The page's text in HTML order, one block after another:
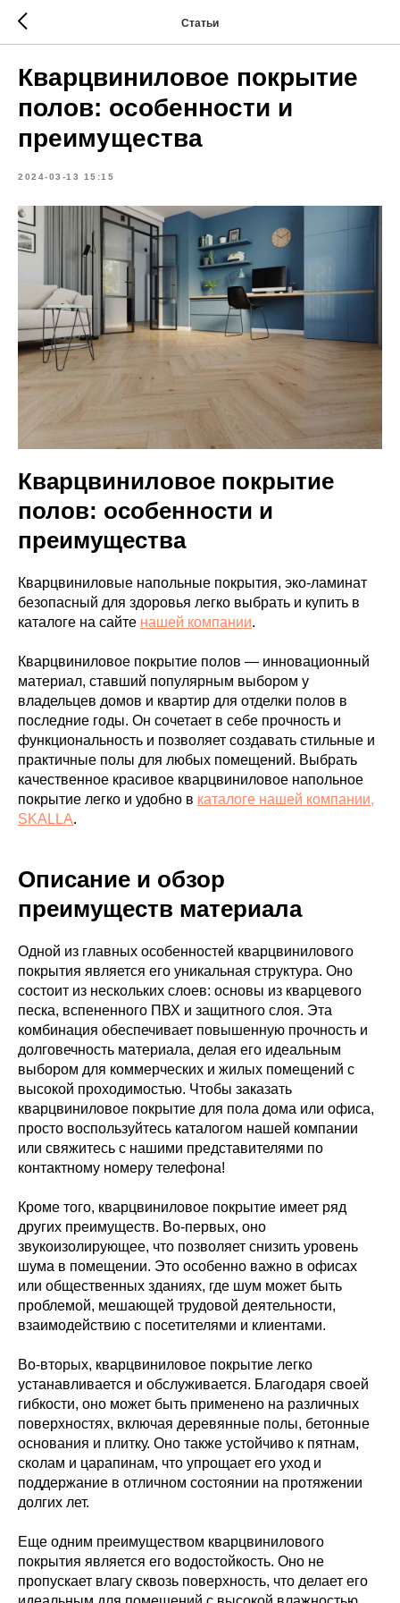
Статьи
Кварцвиниловое покрытие
полов: особенности и
преимущества
2024-03-13 15:15
Кварцвиниловое покрытие
полов: особенности и
преимущества
Кварцвиниловые напольные покрытия, эко-ламинат
безопасный для здоровья легко выбрать и купить в
каталоге на сайте нашей компании.
Кварцвиниловое покрытие полов — инновационный
материал, ставший популярным выбором у
владельцев домов и квартир для отделки полов в
последние годы. Он сочетает в себе прочность и
функциональность и позволяет создавать стильные и
практичные полы для любых помещений. Выбрать
качественное красивое кварцвиниловое напольное
покрытие легко и удобно в каталоге нашей компании,
SKALLA.
Описание и обзор
преимуществ материала
Одной из главных особенностей кварцвинилового
покрытия является его уникальная структура. Оно
состоит из нескольких слоев: основы из кварцевого
песка, вспененного ПВХ и защитного слоя. Эта
комбинация обеспечивает повышенную прочность и
долговечность материала, делая его идеальным
выбором для коммерческих и жилых помещений с
высокой проходимостью. Чтобы заказать
кварцвиниловое покрытие для пола дома или офиса,
просто воспользуйтесь каталогом нашей компании
или свяжитесь с нашими представителями по
контактному номеру телефона!
Кроме того, кварцвиниловое покрытие имеет ряд
других преимуществ. Во-первых, оно
звукоизолирующее, что позволяет снизить уровень
шума в помещении. Это особенно важно в офисах
или общественных зданиях, где шум может быть
проблемой, мешающей трудовой деятельности,
взаимодействию с посетителями и клиентами.
Во-вторых, кварцвиниловое покрытие легко
устанавливается и обслуживается. Благодаря своей
гибкости, оно может быть применено на различных
поверхностях, включая деревянные полы, бетонные
основания и плитку. Оно также устойчиво к пятнам,
сколам и царапинам, что упрощает его уход и
поддержание в отличном состоянии на протяжении
долгих лет.
Еще одним преимуществом кварцвинилового
покрытия является его водостойкость. Оно не
пропускает влагу сквозь поверхность, что делает его